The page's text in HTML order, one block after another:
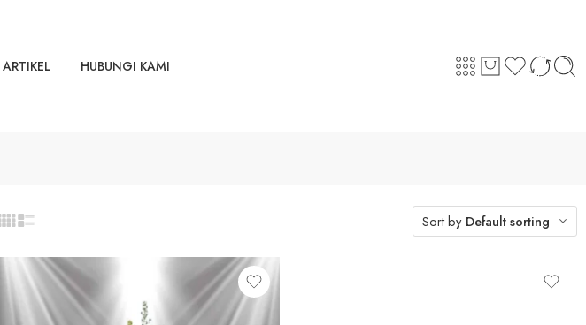
ARTIKEL HUBUNGI KAMI
Sort by Default sorting